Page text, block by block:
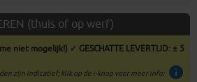
(thuis of op werf)
niet mogelijk!) ✓ GESCHATTE LEVERTIJD: ± 5
info
zijn indicatief; klik op de i-knop voor meer info: